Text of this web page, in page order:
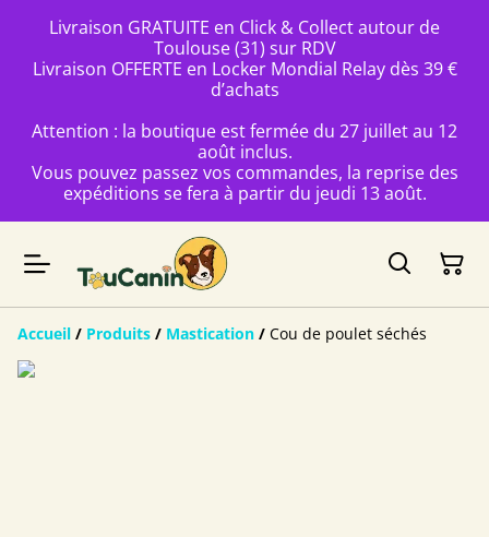
Livraison GRATUITE en Click & Collect autour de
Toulouse (31) sur RDV
Livraison OFFERTE en Locker Mondial Relay dès 39 €
d’achats
Attention : la boutique est fermée du 27 juillet au 12
août inclus.
Vous pouvez passez vos commandes, la reprise des
expéditions se fera à partir du jeudi 13 août.
Accueil / Produits / Mastication / Cou de poulet séchés